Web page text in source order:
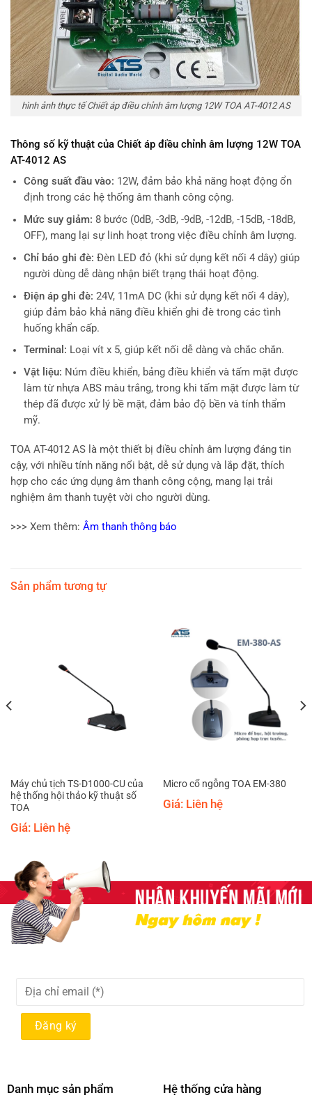
hình ảnh thực tế Chiết áp điều chỉnh âm lượng 12W TOA AT-4012 AS
Thông số kỹ thuật của Chiết áp điều chỉnh âm lượng 12W TOA
AT-4012 AS
Công suất đầu vào: 12W, đảm bảo khả năng hoạt động ổn
định trong các hệ thống âm thanh công cộng.
Mức suy giảm: 8 bước (0dB, -3dB, -9dB, -12dB, -15dB, -18dB,
OFF), mang lại sự linh hoạt trong việc điều chỉnh âm lượng.
Chỉ báo ghi đè: Đèn LED đỏ (khi sử dụng kết nối 4 dây) giúp
người dùng dễ dàng nhận biết trạng thái hoạt động.
Điện áp ghi đè: 24V, 11mA DC (khi sử dụng kết nối 4 dây),
giúp đảm bảo khả năng điều khiển ghi đè trong các tình
huống khẩn cấp.
Terminal: Loại vít x 5, giúp kết nối dễ dàng và chắc chắn.
Vật liệu: Núm điều khiển, bảng điều khiển và tấm mặt được
làm từ nhựa ABS màu trắng, trong khi tấm mặt được làm từ
thép đã được xử lý bề mặt, đảm bảo độ bền và tính thẩm
mỹ.
TOA AT-4012 AS là một thiết bị điều chỉnh âm lượng đáng tin
cậy, với nhiều tính năng nổi bật, dễ sử dụng và lắp đặt, thích
hợp cho các ứng dụng âm thanh công cộng, mang lại trải
nghiệm âm thanh tuyệt vời cho người dùng.
>>> Xem thêm: Âm thanh thông báo
Sản phẩm tương tự
Máy chủ tịch TS-D1000-CU của
hệ thống hội thảo kỹ thuật số
TOA
Giá: Liên hệ
Micro cổ ngỗng TOA EM-380
Giá: Liên hệ
Danh mục sản phẩm Hệ thống cửa hàng